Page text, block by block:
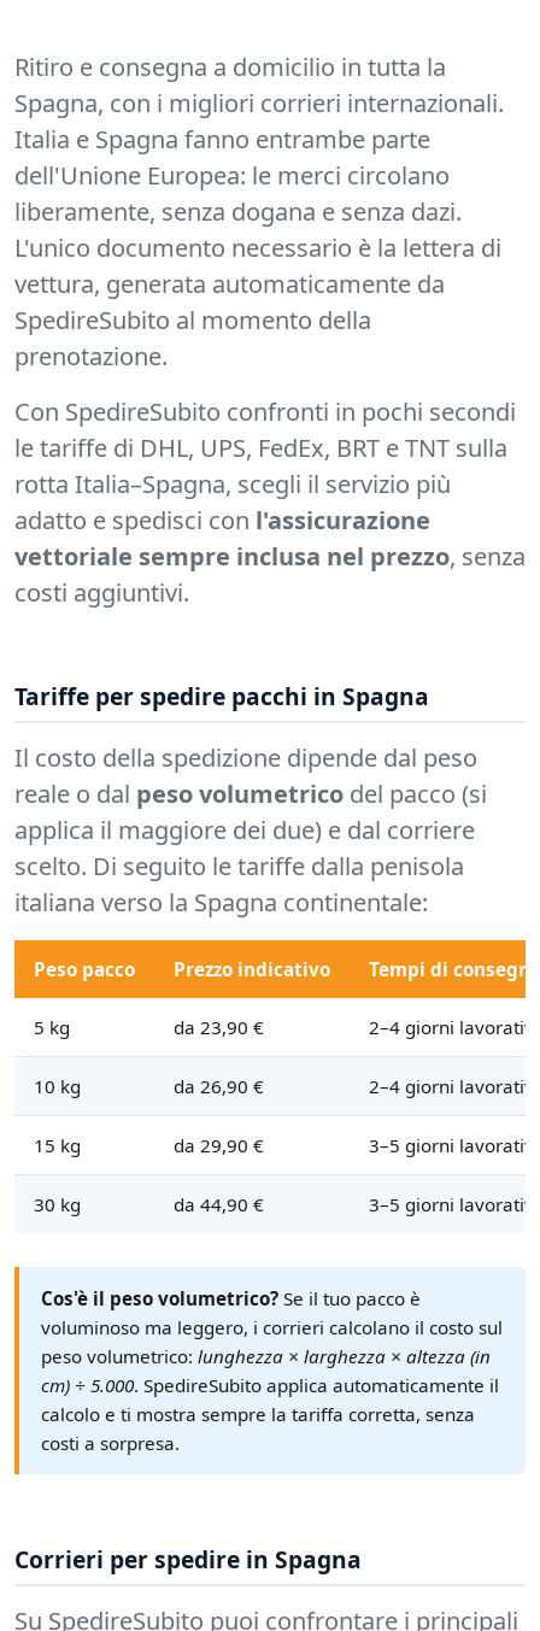
Ritiro e consegna a domicilio in tutta la
Spagna, con i migliori corrieri internazionali.
Italia e Spagna fanno entrambe parte
dell'Unione Europea: le merci circolano
liberamente, senza dogana e senza dazi.
L'unico documento necessario è la lettera di
vettura, generata automaticamente da
SpedireSubito al momento della
prenotazione.
Con SpedireSubito confronti in pochi secondi
le tariffe di DHL, UPS, FedEx, BRT e TNT sulla
rotta Italia–Spagna, scegli il servizio più
adatto e spedisci con l'assicurazione
vettoriale sempre inclusa nel prezzo, senza
costi aggiuntivi.
Tariffe per spedire pacchi in Spagna
Il costo della spedizione dipende dal peso
reale o dal peso volumetrico del pacco (si
applica il maggiore dei due) e dal corriere
scelto. Di seguito le tariffe dalla penisola
italiana verso la Spagna continentale:
Peso pacco Prezzo indicativo Tempi di consegna
5 kg da 23,90 € 2–4 giorni lavorativi
10 kg da 26,90 € 2–4 giorni lavorativi
15 kg da 29,90 € 3–5 giorni lavorativi
30 kg da 44,90 € 3–5 giorni lavorativi
Cos'è il peso volumetrico? Se il tuo pacco è
voluminoso ma leggero, i corrieri calcolano il costo sul
peso volumetrico: lunghezza × larghezza × altezza (in
cm) ÷ 5.000. SpedireSubito applica automaticamente il
calcolo e ti mostra sempre la tariffa corretta, senza
costi a sorpresa.
Corrieri per spedire in Spagna
Su SpedireSubito puoi confrontare i principali